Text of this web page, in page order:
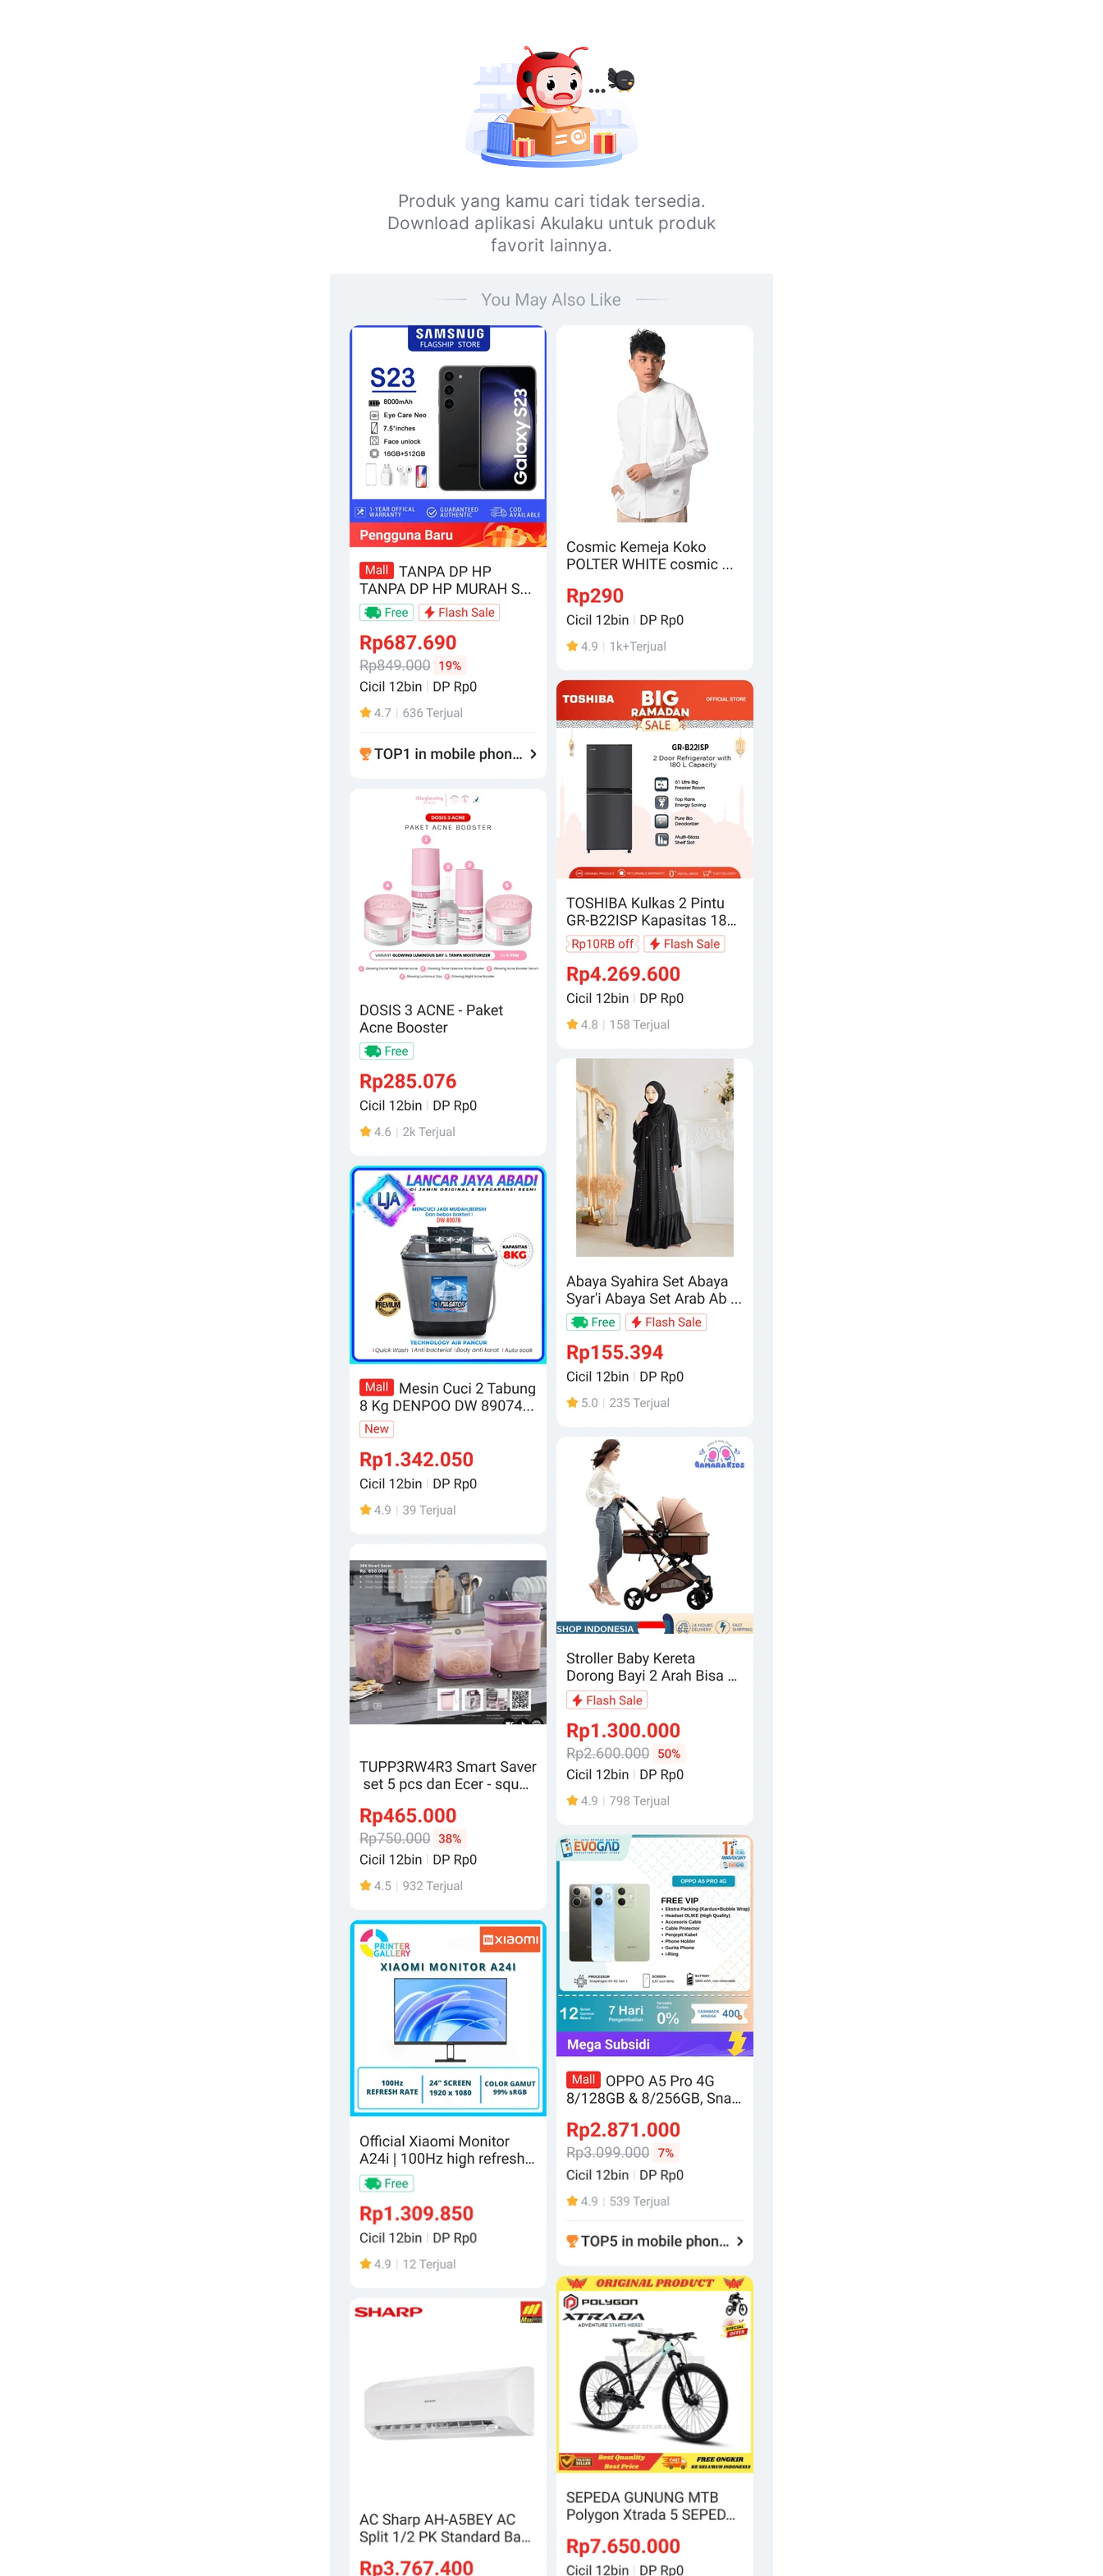
Produk yang kamu cari tidak tersedia.
Download aplikasi Akulaku untuk produk
favorit lainnya.